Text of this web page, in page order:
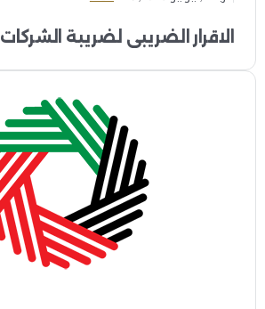
الاقرار الضريبي لضريبة الشركات